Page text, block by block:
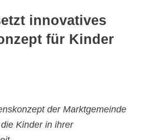
innovatives
für Kinder
der Marktgemeinde
Kinder in ihrer